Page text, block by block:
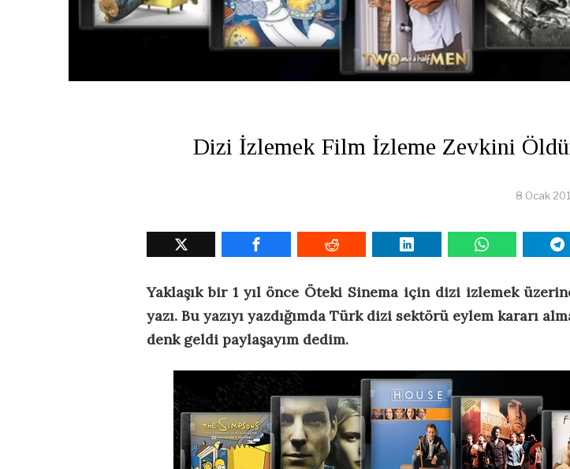
Dizi İzlemek Film İzleme Zevkini
8 Ocak
Yaklaşık bir 1 yıl önce Öteki Sinema için dizi izlemek
yazı. Bu yazıyı yazdığımda Türk dizi sektörü eylem kararı
denk geldi paylaşayım dedim.